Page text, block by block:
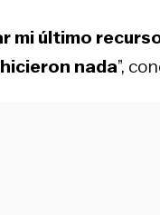
mi último
nada”,